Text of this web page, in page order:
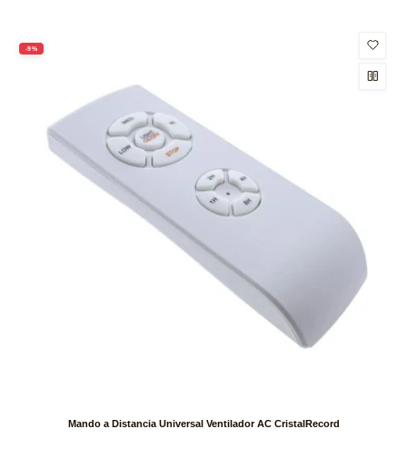
-9%
Mando a Distancia Universal Ventilador AC CristalRecord